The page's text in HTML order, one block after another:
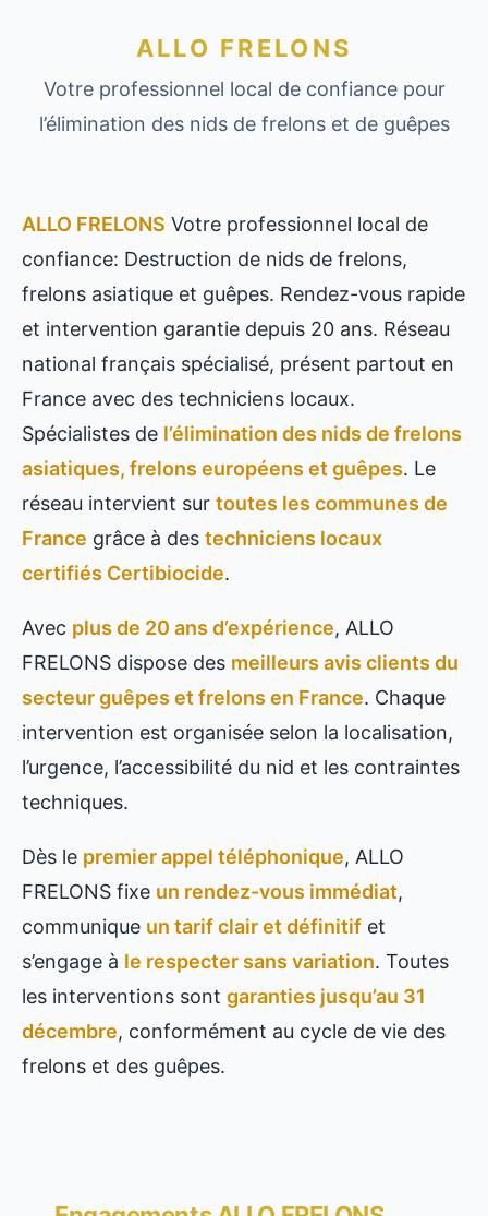
ALLO FRELONS
Votre professionnel local de confiance pour
l’élimination des nids de frelons et de guêpes
ALLO FRELONS Votre professionnel local de
confiance: Destruction de nids de frelons,
frelons asiatique et guêpes. Rendez-vous rapide
et intervention garantie depuis 20 ans. Réseau
national français spécialisé, présent partout en
France avec des techniciens locaux.
Spécialistes de l’élimination des nids de frelons
asiatiques, frelons européens et guêpes. Le
réseau intervient sur toutes les communes de
France grâce à des techniciens locaux
certifiés Certibiocide.
Avec plus de 20 ans d’expérience, ALLO
FRELONS dispose des meilleurs avis clients du
secteur guêpes et frelons en France. Chaque
intervention est organisée selon la localisation,
l’urgence, l’accessibilité du nid et les contraintes
techniques.
Dès le premier appel téléphonique, ALLO
FRELONS fixe un rendez-vous immédiat,
communique un tarif clair et définitif et
s’engage à le respecter sans variation. Toutes
les interventions sont garanties jusqu’au 31
décembre, conformément au cycle de vie des
frelons et des guêpes.